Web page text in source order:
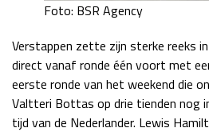
Foto: BSR Agency
Verstappen zette zijn sterke reeks
direct vanaf ronde één voort met
eerste ronde van het weekend die
Valtteri Bottas op drie tienden nog
tijd van de Nederlander. Lewis